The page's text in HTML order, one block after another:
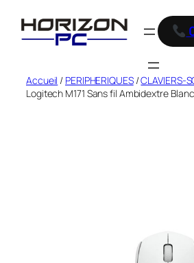
Accueil / PERIPHERIQUES/CLAVIERS-
Logitech M171 Sans fil Ambidextre Blanc